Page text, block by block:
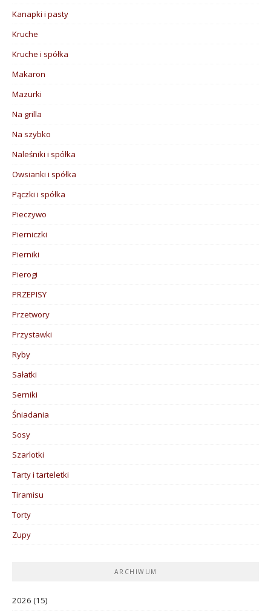
Kanapki i pasty
Kruche
Kruche i spółka
Makaron
Mazurki
Na grilla
Na szybko
Naleśniki i spółka
Owsianki i spółka
Pączki i spółka
Pieczywo
Pierniczki
Pierniki
Pierogi
PRZEPISY
Przetwory
Przystawki
Ryby
Sałatki
Serniki
Śniadania
Sosy
Szarlotki
Tarty i tarteletki
Tiramisu
Torty
Zupy
ARCHIWUM
2026 (15)